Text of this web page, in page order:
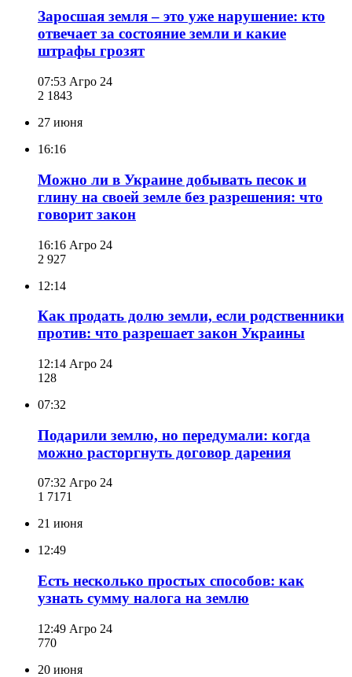
Заросшая земля – это уже нарушение: кто
отвечает за состояние земли и какие
штрафы грозят
07:53 Агро 24
2 1843
27 июня
16:16
Можно ли в Украине добывать песок и
глину на своей земле без разрешения: что
говорит закон
16:16 Агро 24
2 927
12:14
Как продать долю земли, если родственники
против: что разрешает закон Украины
12:14 Агро 24
128
07:32
Подарили землю, но передумали: когда
можно расторгнуть договор дарения
07:32 Агро 24
1 7171
21 июня
12:49
Есть несколько простых способов: как
узнать сумму налога на землю
12:49 Агро 24
770
20 июня